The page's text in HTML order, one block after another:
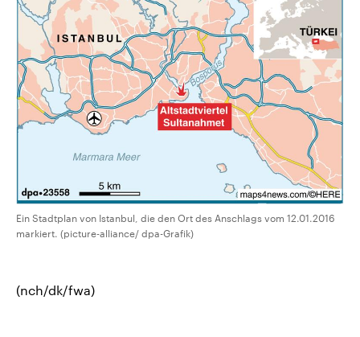
Ein Stadtplan von Istanbul, die den Ort des Anschlags vom 12.01.2016
markiert. (picture-alliance/ dpa-Grafik)
(nch/dk/fwa)